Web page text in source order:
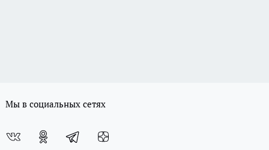
Мы в социальных сетях